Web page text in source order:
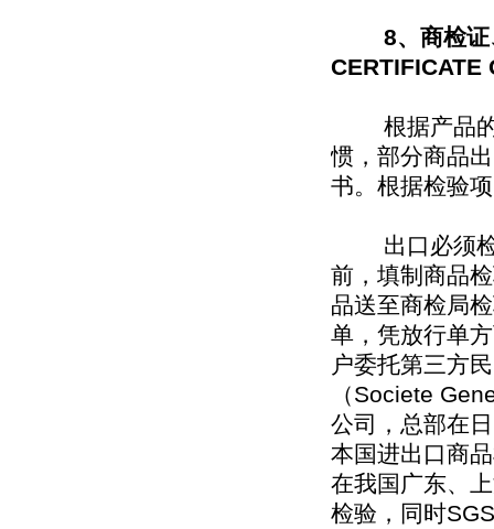
8、商检
CERTIFICATE
根据产品的
惯，部分商品
书。根据检验
出口必须检
前，填制商品
品送至商检局
单，凭放行单
户委托第三方
（Societe
公司，总部在
本国进出口商
在我国广东、
检验，同时